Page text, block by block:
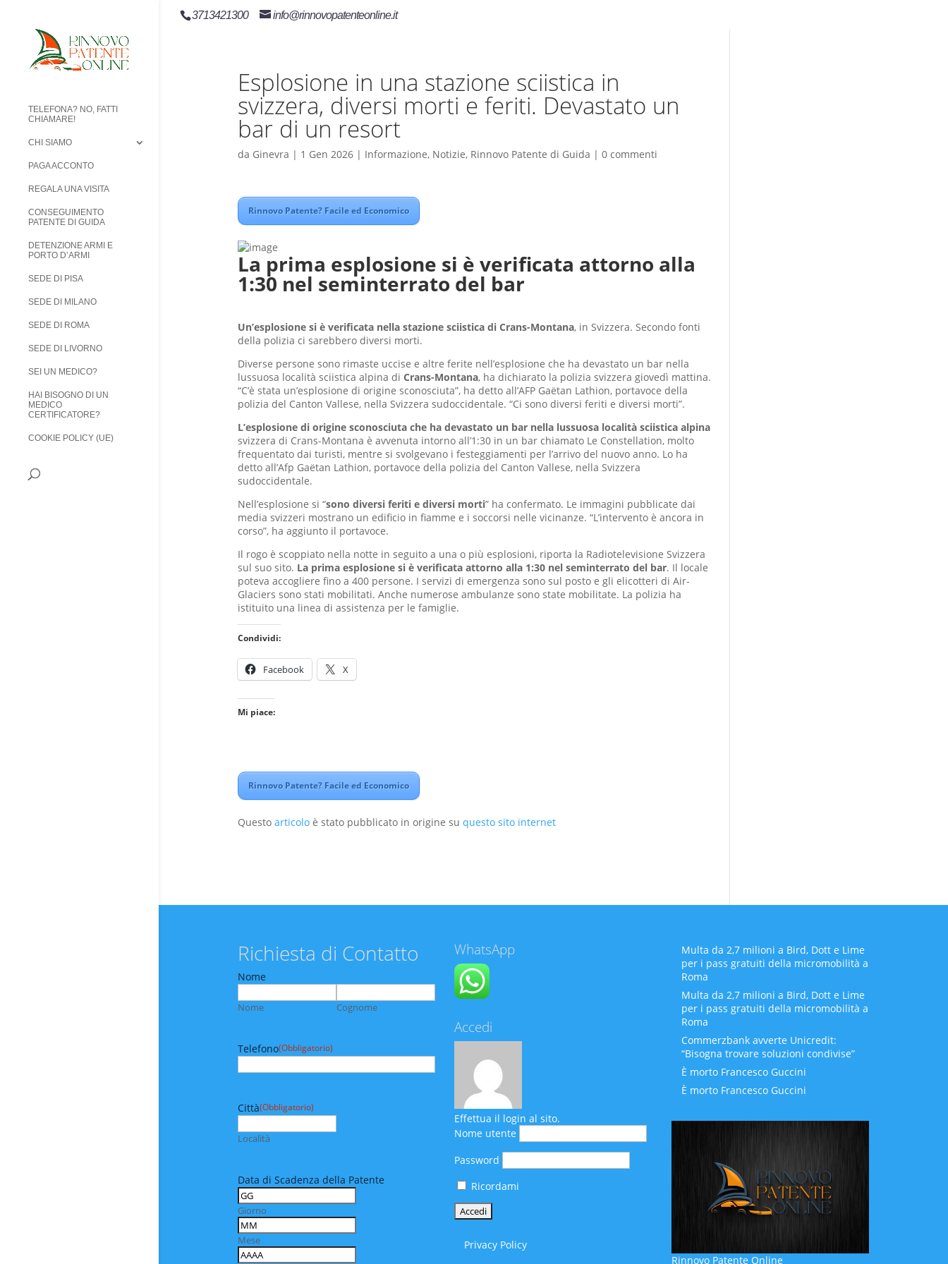
3713421300 info@rinnovopatenteonline.it
TELEFONA? NO, FATTI
CHIAMARE!
CHI SIAMO
PAGA ACCONTO
REGALA UNA VISITA
CONSEGUIMENTO
PATENTE DI GUIDA
DETENZIONE ARMI E
PORTO D’ARMI
SEDE DI PISA
SEDE DI MILANO
SEDE DI ROMA
SEDE DI LIVORNO
SEI UN MEDICO?
HAI BISOGNO DI UN
MEDICO
CERTIFICATORE?
COOKIE POLICY (UE)
Esplosione in una stazione sciistica in
svizzera, diversi morti e feriti. Devastato un
bar di un resort
da Ginevra | 1 Gen 2026| Informazione, Notizie, Rinnovo Patente di Guida | 0 commenti
Rinnovo Patente? Facile ed Economico
La prima esplosione si è verificata attorno alla
1:30 nel seminterrato del bar
Un’esplosione si è verificata nella stazione sciistica di Crans-Montana, in Svizzera. Secondo fonti
della polizia ci sarebbero diversi morti.
Diverse persone sono rimaste uccise e altre ferite nell’esplosione che ha devastato un bar nella
lussuosa località sciistica alpina di Crans-Montana, ha dichiarato la polizia svizzera giovedì mattina.
“C’è stata un’esplosione di origine sconosciuta”, ha detto all’AFP Gaëtan Lathion, portavoce della
polizia del Canton Vallese, nella Svizzera sudoccidentale. “Ci sono diversi feriti e diversi morti”.
L’esplosione di origine sconosciuta che ha devastato un bar nella lussuosa località sciistica alpina
svizzera di Crans-Montana è avvenuta intorno all’1:30 in un bar chiamato Le Constellation, molto
frequentato dai turisti, mentre si svolgevano i festeggiamenti per l’arrivo del nuovo anno. Lo ha
detto all’Afp Gaëtan Lathion, portavoce della polizia del Canton Vallese, nella Svizzera
sudoccidentale.
Nell’esplosione si “sono diversi feriti e diversi morti” ha confermato. Le immagini pubblicate dai
media svizzeri mostrano un edificio in fiamme e i soccorsi nelle vicinanze. “L’intervento è ancora in
corso”, ha aggiunto il portavoce.
Il rogo è scoppiato nella notte in seguito a una o più esplosioni, riporta la Radiotelevisione Svizzera
sul suo sito. La prima esplosione si è verificata attorno alla 1:30 nel seminterrato del bar. Il locale
poteva accogliere fino a 400 persone. I servizi di emergenza sono sul posto e gli elicotteri di Air-
Glaciers sono stati mobilitati. Anche numerose ambulanze sono state mobilitate. La polizia ha
istituito una linea di assistenza per le famiglie.
Condividi:
Facebook X
Mi piace:
Rinnovo Patente? Facile ed Economico
Questo articoloè stato pubblicato in origine su questo sito internet
Richiesta di Contatto
Nome
Nome Cognome
Telefono(Obbligatorio)
Città(Obbligatorio)
Località
Data di Scadenza della Patente
Giorno
Mese
WhatsApp
Accedi
Effettua il login al sito.
Nome utente
Password
Ricordami
Privacy Policy
Multa da 2,7 milioni a Bird, Dott e Lime
per i pass gratuiti della micromobilità a
Roma
Multa da 2,7 milioni a Bird, Dott e Lime
per i pass gratuiti della micromobilità a
Roma
Commerzbank avverte Unicredit:
“Bisogna trovare soluzioni condivise”
È morto Francesco Guccini
È morto Francesco Guccini
Rinnovo Patente Online